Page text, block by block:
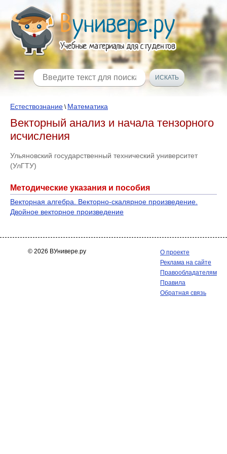
Естествознание \ Математика
Векторный анализ и начала тензорного
исчисления
Ульяновский государственный технический университет
(УлГТУ)
Методические указания и пособия
Векторная алгебра. Векторно-скалярное произведение.
Двойное векторное произведение
© 2026 ВУнивере.ру
О проекте
Реклама на сайте
Правообладателям
Правила
Обратная связь